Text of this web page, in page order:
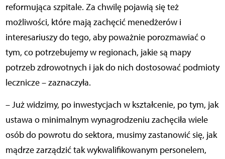
reformująca szpitale. Za chwilę pojawią się też
możliwości, które mają zachęcić menedżerów i
interesariuszy do tego, aby poważnie porozmawiać o
tym, co potrzebujemy w regionach, jakie są mapy
potrzeb zdrowotnych i jak do nich dostosować podmioty
lecznicze – zaznaczyła.
– Już widzimy, po inwestycjach w kształcenie, po tym, jak
ustawa o minimalnym wynagrodzeniu zachęciła wiele
osób do powrotu do sektora, musimy zastanowić się, jak
mądrze zarządzić tak wykwalifikowanym personelem,